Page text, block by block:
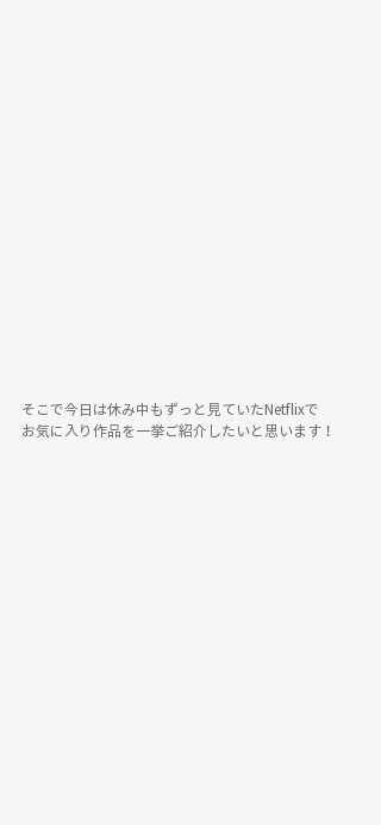
そこで今日は休み中もずっと見ていたNetflixで
お気に入り作品を一挙ご紹介したいと思います！